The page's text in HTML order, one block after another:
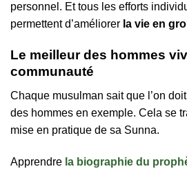
personnel. Et tous les efforts
permettent d’améliorer la vie en
Le meilleur des hommes
communauté
Chaque musulman sait que l’on
des hommes en exemple. Cela se
mise en pratique de sa Sunna.
Apprendre la biographie du